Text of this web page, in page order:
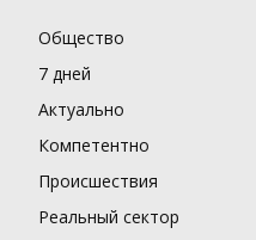
Общество
7 дней
Актуально
Компетентно
Происшествия
Реальный сектор